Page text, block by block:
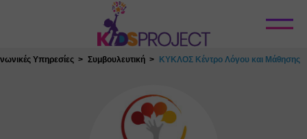
Κλείσιμο
Υπηρεσίες Συμβουλευτική ΚΥΚΛΟΣ Κέντρο Λόγου και Μάθησης